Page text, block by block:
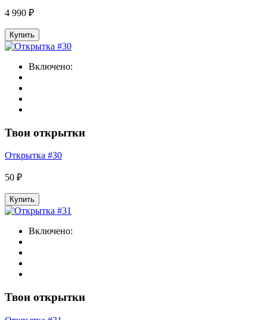
4 990 ₽
Купить
Включено:
Твои открытки
Открытка #30
50 ₽
Купить
Включено:
Твои открытки